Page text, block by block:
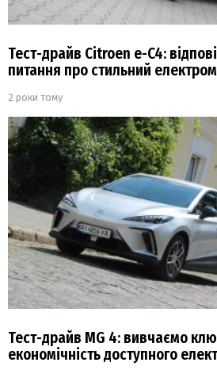
Тест-драйв Citroen e-C4:
питання про стильний
2 роки тому
Тест-драйв MG 4: вивчаємо
економічність доступного